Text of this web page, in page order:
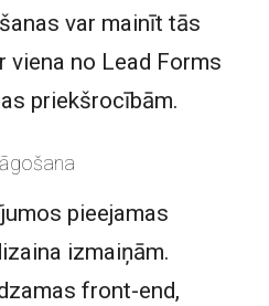
var mainīt tās
viena no Lead Forms
priekšrocībām.
pieejamas
izmaiņām.
front-end,